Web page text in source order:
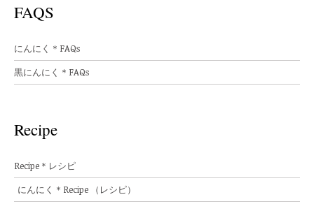
FAQS
にんにく＊FAQs
黒にんにく＊FAQs
Recipe
Recipe＊レシピ
にんにく＊Recipe （レシピ）